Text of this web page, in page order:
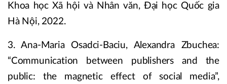
Khoa học Xã hội và Nhân văn, Đại học Quốc gia
Hà Nội, 2022.
3. Ana-Maria Osadci-Baciu, Alexandra Zbuchea:
“Communication between publishers and the
public: the magnetic effect of social media”,